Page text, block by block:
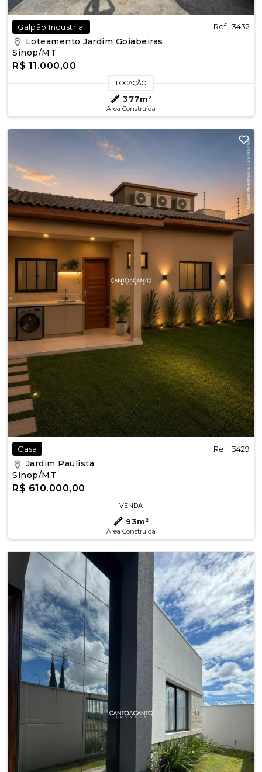
Galpão Industrial Ref.: 3432
Loteamento Jardim Goiabeiras
Sinop/MT
R$ 11.000,00
LOCAÇÃO
377m²
Área Construída
Casa Ref.: 3429
Jardim Paulista
Sinop/MT
R$ 610.000,00
VENDA
93m²
Área Construída